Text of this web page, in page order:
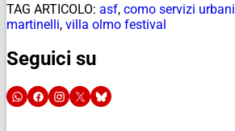
TAG ARTICOLO: asf, como servizi urbani
martinelli, villa olmo festival
Seguici su